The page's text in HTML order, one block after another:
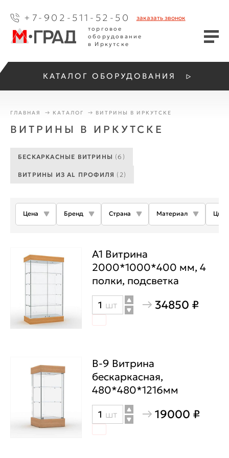
+7-902-511-52-50 заказатьзвонок
торговое
оборудование
в Иркутске
КАТАЛОГ ОБОРУДОВАНИЯ
ГЛАВНАЯ КАТАЛОГ ВИТРИНЫ В ИРКУТСКЕ
ВИТРИНЫ В ИРКУТСКЕ
БЕСКАРКАСНЫЕ ВИТРИНЫ (6)
ВИТРИНЫ ИЗ AL ПРОФИЛЯ (2)
Цена Бренд Страна Материал Цвет
А1 Витрина
2000*1000*400 мм, 4
полки, подсветка
Количество
товара
2000*1000*400
мм,
4
полки,
подсветка
шт 34850 ₽
В-9 Витрина
бескаркасная,
480*480*1216мм
Количество
товара
шт 19000 ₽